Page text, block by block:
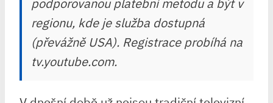
podporovanou platební metodu a být v
regionu, kde je služba dostupná
(převážně USA). Registrace probíhá na
tv.youtube.com.